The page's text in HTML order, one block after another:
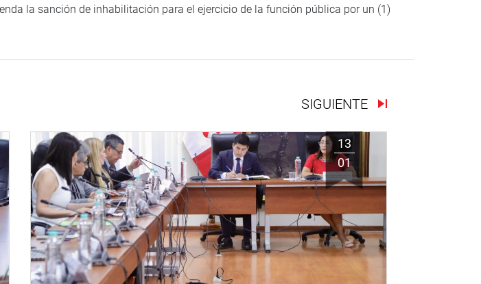
la sanción de inhabilitación para el ejercicio de la función pública por un (1)
SIGUIENTE
13
01